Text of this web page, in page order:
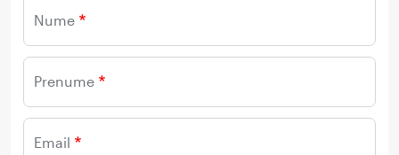
Nume
Prenume
Email